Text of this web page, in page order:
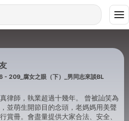
- 209_腐女之眼（下）_男同志來談BL
執業超過十幾年。 曾被訕笑為
並萌生開節目的念頭，老媽媽用美聲
賞冊。會盡量提供大家合法、安全、